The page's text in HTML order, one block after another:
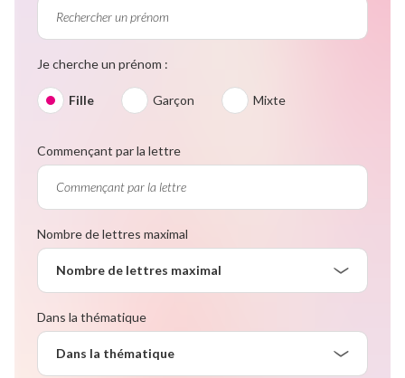
Je cherche un prénom :
Fille Garçon Mixte
Commençant par la lettre
Nombre de lettres maximal
Nombre de lettres maximal
Dans la thématique
Dans la thématique